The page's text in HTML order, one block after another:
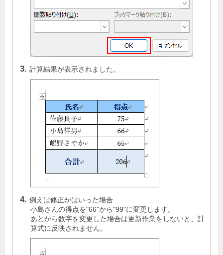
計算結果が表示されました。
例えば修正がはいった場合
小島さんの得点を"66"から"99"に変更します。
あとから数字を変更した場合は更新作業をしないと、計
算式に反映されません。